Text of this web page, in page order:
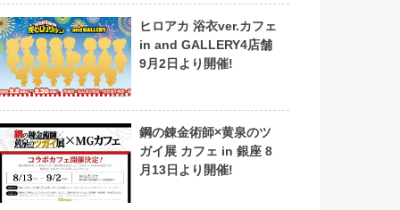
ヒロアカ 浴衣ver.カフェ
in and GALLERY4店舗
9月2日より開催!
鋼の錬金術師×黄泉のツ
ガイ展 カフェ in 銀座 8
月13日より開催!